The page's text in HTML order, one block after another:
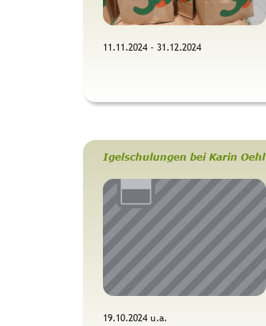
Igelschulungen bei Karin Oehl
19.10.2024 u.a.
11.11.2024 - 31.12.2024